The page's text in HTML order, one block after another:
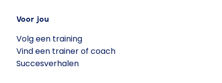
Voor jou
Volg een training
Vind een trainer of coach
Succesverhalen